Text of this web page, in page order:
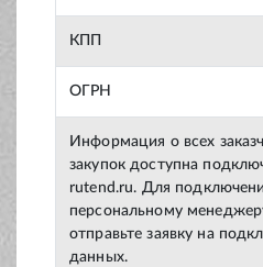
КПП
ОГРН
Информация о всех
закупок доступна
rutend.ru. Для
персональному
отправьте заявку на
данных.